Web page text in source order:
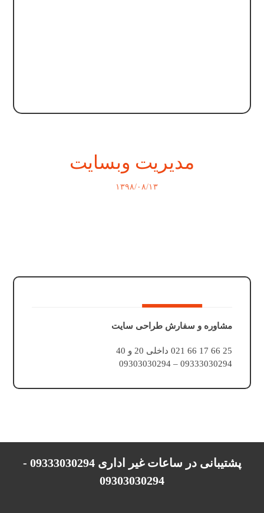
مدیریت وبسایت
۱۳۹۸/۰۸/۱۳
مشاوره و سفارش طراحی سایت
25 66 17 66 021 داخلی 20 و 40
09333030294 – 09303030294
پشتیبانی در ساعات غیر اداری 09333030294 -
09303030294